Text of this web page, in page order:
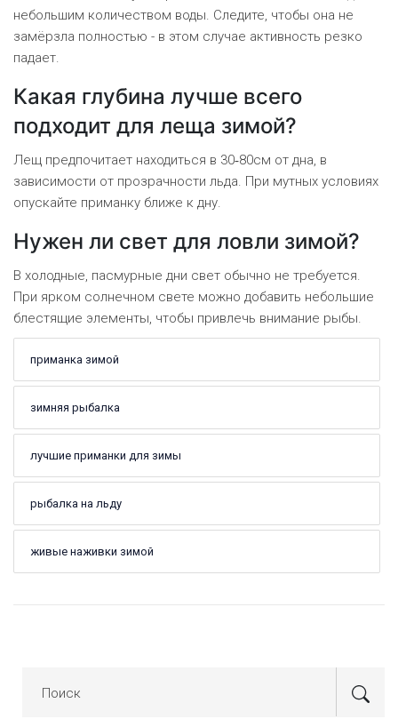
небольшим количеством воды. Следите, чтобы она не
замёрзла полностью - в этом случае активность резко
падает.
Какая глубина лучше всего
подходит для леща зимой?
Лещ предпочитает находиться в 30‑80см от дна, в
зависимости от прозрачности льда. При мутных условиях
опускайте приманку ближе к дну.
Нужен ли свет для ловли зимой?
В холодные, пасмурные дни свет обычно не требуется.
При ярком солнечном свете можно добавить небольшие
блестящие элементы, чтобы привлечь внимание рыбы.
приманка зимой
зимняя рыбалка
лучшие приманки для зимы
рыбалка на льду
живые наживки зимой